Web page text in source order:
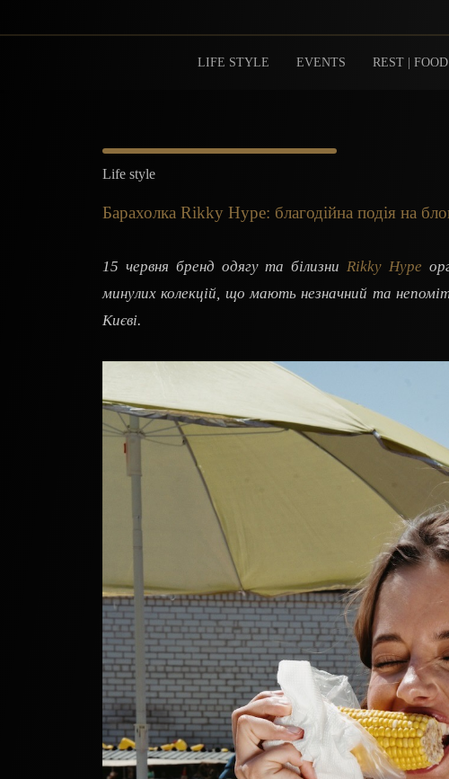
LIFE STYLE EVENTS REST | FOOD
Life style
Барахолка Rikky Hype: благодійна подія на
15 червня бренд одягу та білизни Rikky Hype
минулих колекцій, що мають незначний та
Києві.